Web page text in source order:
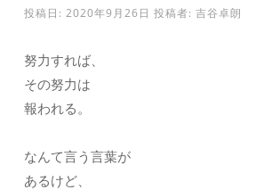
投稿日: 2020年9月26日 投稿者: 吉谷卓朗
努力すれば、
その努力は
報われる。
なんて言う言葉が
あるけど、